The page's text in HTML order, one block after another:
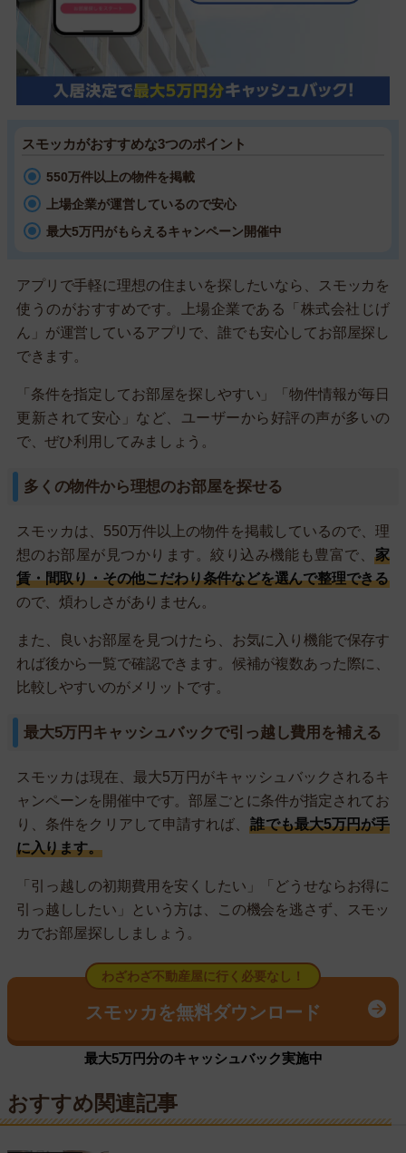
スモッカがおすすめな3つのポイント
550万件以上の物件を掲載
上場企業が運営しているので安心
最大5万円がもらえるキャンペーン開催中
アプリで手軽に理想の住まいを探したいなら、スモッカを
使うのがおすすめです。上場企業である「株式会社じげ
ん」が運営しているアプリで、誰でも安心してお部屋探し
できます。
「条件を指定してお部屋を探しやすい」「物件情報が毎日
更新されて安心」など、ユーザーから好評の声が多いの
で、ぜひ利用してみましょう。
多くの物件から理想のお部屋を探せる
スモッカは、550万件以上の物件を掲載しているので、理
想のお部屋が見つかります。絞り込み機能も豊富で、家
賃・間取り・その他こだわり条件などを選んで整理できる
ので、煩わしさがありません。
また、良いお部屋を見つけたら、お気に入り機能で保存す
れば後から一覧で確認できます。候補が複数あった際に、
比較しやすいのがメリットです。
最大5万円キャッシュバックで引っ越し費用を補える
スモッカは現在、最大5万円がキャッシュバックされるキ
ャンペーンを開催中です。部屋ごとに条件が指定されてお
り、条件をクリアして申請すれば、誰でも最大5万円が手
に入ります。
「引っ越しの初期費用を安くしたい」「どうせならお得に
引っ越ししたい」という方は、この機会を逃さず、スモッ
カでお部屋探ししましょう。
わざわざ不動産屋に行く必要なし！
スモッカを無料ダウンロード
最大5万円分のキャッシュバック実施中
おすすめ関連記事